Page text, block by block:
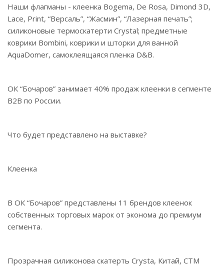
Наши флагманы - клеенка Bogema, De Rosa, Dimond 3D,
Lace, Print, “Версаль”, “Жасмин”, “Лазерная печать”;
силиконовые термоскатерти Crystal; предметные
коврики Bombini, коврики и шторки для ванной
AquaDomer, самоклеящаяся пленка D&B.
ОК “Бочаров” занимает 40% продаж клеенки в сегменте
B2B по России.
Что будет представлено на выставке?
Клеенка
В ОК “Бочаров” представлены 11 брендов клеенок
собственных торговых марок от эконома до премиум
сегмента.
Прозрачная силиконова скатерть Crysta, Китай, СТМ